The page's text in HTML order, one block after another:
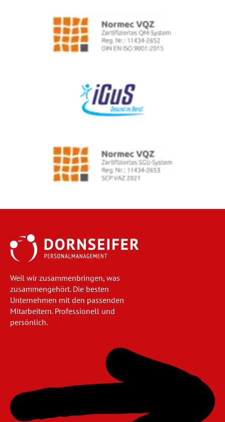
Weil wir zusammenbringen, was
zusammengehört. Die besten
Unternehmen mit den passenden
Mitarbeitern. Professionell und
persönlich.